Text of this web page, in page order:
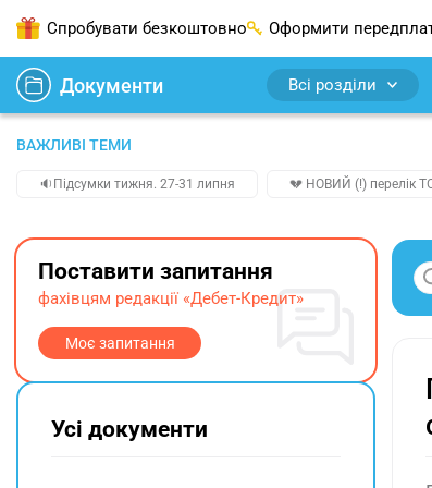
Спробувати безкоштовно Оформити
Документи Всі розділи
ВАЖЛИВІ ТЕМИ
🔉Підсумки тижня. 27-31 липня 💔 НОВИЙ (!) перелік
Поставити запитання
фахівцям редакції «Дебет-Кредит»
Моє запитання
Усі документи